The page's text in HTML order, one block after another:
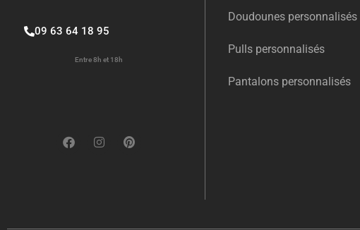
09 63 64 18 95
Entre 8h et 18h
Doudounes personnalisés
Pulls personnalisés
Pantalons personnalisés